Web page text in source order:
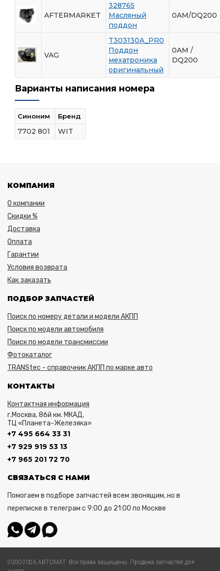
AFTERMARKET
328765
Масляный
поддон
0AM/DQ200
VAG
T303130A_PR0
Поддон
мехатроника
оригинальный
0AM /
DQ200
Варианты написания номера
Синоним Бренд
7702 801 WIT
КОМПАНИЯ
О компании
Скидки %
Доставка
Оплата
Гарантии
Условия возврата
Как заказать
ПОДБОР ЗАПЧАСТЕЙ
Поиск по номеру детали и модели АКПП
Поиск по модели автомобиля
Поиск по модели трансмиссии
Фотокаталог
TRANStec - справочник АКПП по марке авто
КОНТАКТЫ
Контактная информация
г.Москва, 86й км. МКАД,
ТЦ «Планета-Железяка»
+7 495 664 33 31
+7 929 919 53 13
+7 965 201 72 70
СВЯЗАТЬСЯ С НАМИ
Помогаем в подборе запчастей всем звонящим, но в
переписке в телеграм с 9:00 до 21:00 по Москве
2000-2026 АВТОМАТ. Все права защищены. Продажа запчастей для